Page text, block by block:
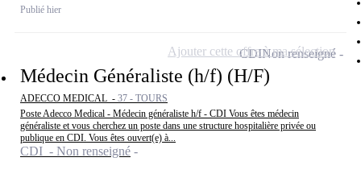
Publié hier
Médecin Généraliste (h/f) (H/F)
ADECCO MEDICAL - 37 - TOURS
Poste Adecco Medical - Médecin généraliste h/f - CDI Vous êtes médecin
généraliste et vous cherchez un poste dans une structure hospitalière privée ou
publique en CDI. Vous êtes ouvert(e) à...
CDI - Non renseigné
CDINon renseigné
Ajouter cette offre à ma sélection